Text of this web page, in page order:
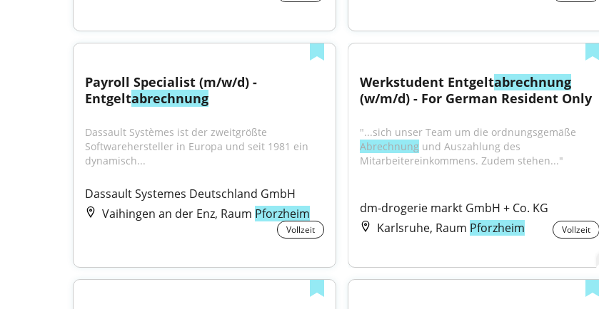
Payroll Specialist (m/w/d) -
Entgeltabrechnung
Dassault Systèmes ist der zweitgrößte
Softwarehersteller in Europa und seit 1981 ein
dynamisch...
Dassault Systemes Deutschland GmbH
Vaihingen an der Enz, Raum Pforzheim
Vollzeit
Werkstudent Entgeltabrechnung
(w/m/d) - For German Resident Only
Abrechnung und Auszahlung des
Mitarbeitereinkommens. Zudem stehen..."
dm-drogerie markt GmbH + Co. KG
Karlsruhe, Raum Pforzheim Vollzeit